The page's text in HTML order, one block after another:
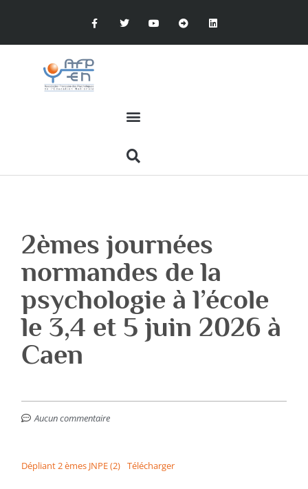
2èmes journées
normandes de la
psychologie à l’école
le 3,4 et 5 juin 2026 à
Caen
Aucun commentaire
Dépliant 2 èmes JNPE (2) Télécharger